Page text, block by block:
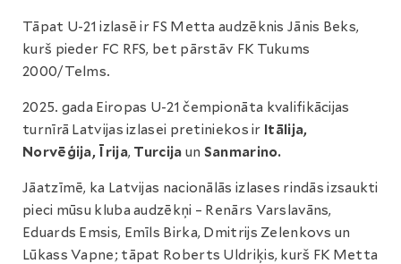
Tāpat U-21 izlasē ir FS Metta audzēknis Jānis Beks,
kurš pieder FC RFS, bet pārstāv FK Tukums
2000/Telms.
2025. gada Eiropas U-21 čempionāta kvalifikācijas
turnīrā Latvijas izlasei pretiniekos ir Itālija,
Norvēģija, Īrija, Turcija un Sanmarino.
Jāatzīmē, ka Latvijas nacionālās izlases rindās izsaukti
pieci mūsu kluba audzēkņi – Renārs Varslavāns,
Eduards Emsis, Emīls Birka, Dmitrijs Zelenkovs un
Lūkass Vapne; tāpat Roberts Uldriķis, kurš FK Metta